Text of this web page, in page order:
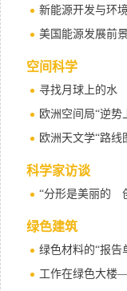
新能源开发与环
美国能源发展前
空间科学
寻找月球上的水
欧洲空间局“逆势
欧洲天文学“路线
科学家访谈
绿色建筑
绿色材料的“报告